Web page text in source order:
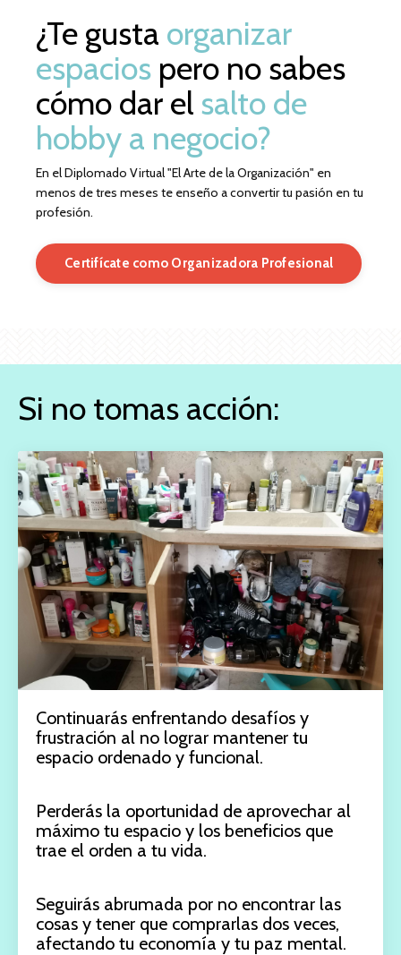
¿Te gusta organizar
espacios pero no sabes
cómo dar el salto de
hobby a negocio?
En el Diplomado Virtual "El Arte de la Organización" en
menos de tres meses te enseño a convertir tu pasión en tu
profesión.
Certifícate como Organizadora Profesional
Si no tomas acción:
Continuarás enfrentando desafíos y
frustración al no lograr mantener tu
espacio ordenado y funcional.
Perderás la oportunidad de aprovechar al
máximo tu espacio y los beneficios que
trae el orden a tu vida.
Seguirás abrumada por no encontrar las
cosas y tener que comprarlas dos veces,
afectando tu economía y tu paz mental.